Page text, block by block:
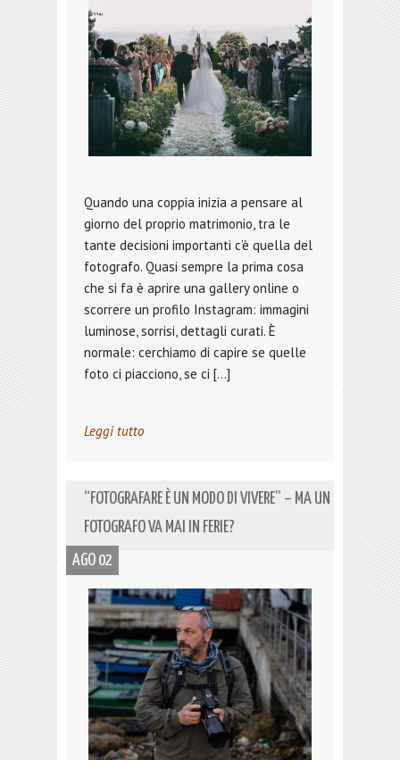
Quando una coppia inizia a pensare al
giorno del proprio matrimonio, tra le
tante decisioni importanti c’è quella del
fotografo. Quasi sempre la prima cosa
che si fa è aprire una gallery online o
scorrere un profilo Instagram: immagini
luminose, sorrisi, dettagli curati. È
normale: cerchiamo di capire se quelle
foto ci piacciono, se ci […]
Leggi tutto
“FOTOGRAFARE È UN MODO DI VIVERE” – MA UN
FOTOGRAFO VA MAI IN FERIE?
AGO 02